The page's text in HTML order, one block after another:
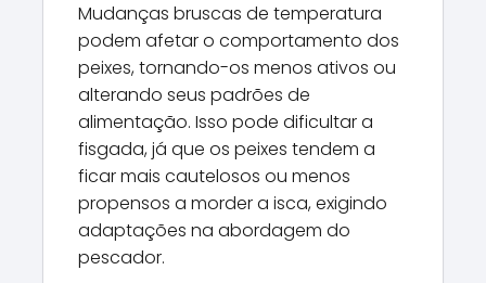
Mudanças bruscas de temperatura
podem afetar o comportamento dos
peixes, tornando-os menos ativos ou
alterando seus padrões de
alimentação. Isso pode dificultar a
fisgada, já que os peixes tendem a
ficar mais cautelosos ou menos
propensos a morder a isca, exigindo
adaptações na abordagem do
pescador.